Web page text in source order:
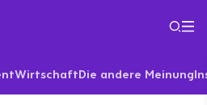
WirtschaftDie andere Meinung